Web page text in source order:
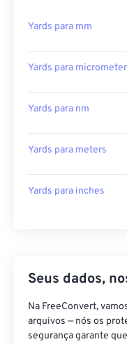
Yards para mm
Yards para
Yards para nm
Yards para meters
Yards para inches
Seus dados,
Na FreeConvert,
arquivos — nós os
segurança garante